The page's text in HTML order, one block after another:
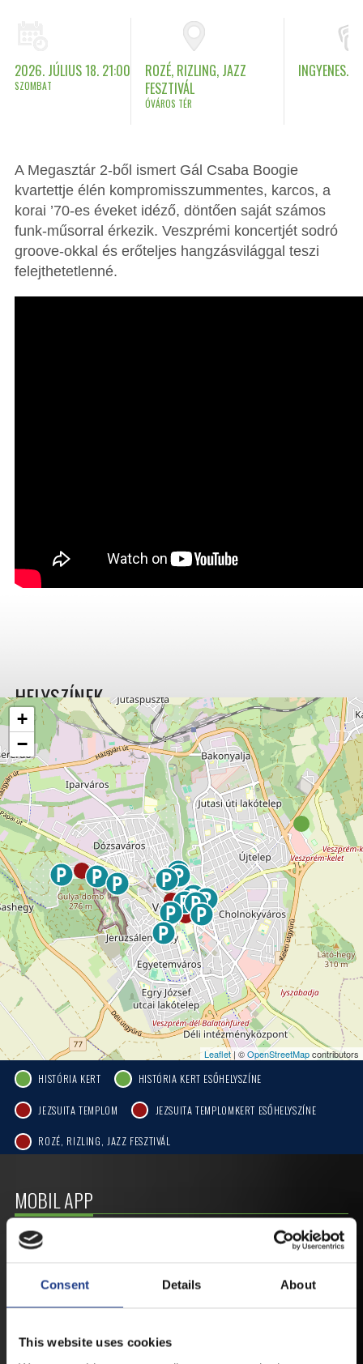
Consent Details About
This website uses cookies
2026. JÚLIUS 18. 21:00
SZOMBAT
ROZÉ, RIZLING, JAZZ
FESZTIVÁL
ÓVÁROS TÉR
INGYENES.
A Megasztár 2-ből ismert Gál Csaba Boogie
kvartettje élén kompromisszummentes, karcos, a
korai ’70-es éveket idéző, döntően saját számos
funk-műsorral érkezik. Veszprémi koncertjét sodró
groove-okkal és erőteljes hangzásvilággal teszi
felejthetetlenné.
+
−
Leaflet| ©OpenStreetMapcontributors
HELYSZÍNEK
HISTÓRIA KERT HISTÓRIA KERT ESŐHELYSZÍNE
JEZSUITA TEMPLOM JEZSUITA TEMPLOMKERT ESŐHELYSZÍNE
ROZÉ, RIZLING, JAZZ FESZTIVÁL
MOBIL APP